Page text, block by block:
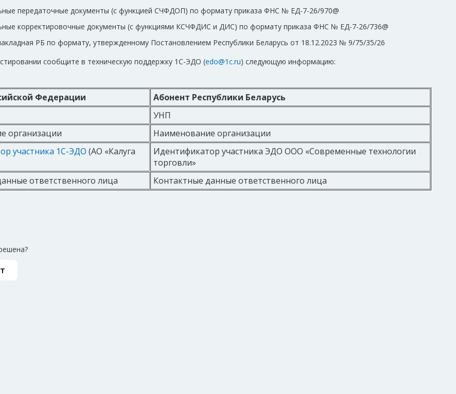
передаточные документы (с функцией СЧФДОП) по формату приказа ФНС № ЕД-7-26/970@
корректировочные документы (с функциями КСЧФДИС и ДИС) по формату приказа ФНС № ЕД-7-26/736@
РБ по формату, утвержденному Постановлением Республики Беларусь от 18.12.2023 № 9/75/35/26
сообщите в техническую поддержку 1С-ЭДО (edo@1c.ru) следующую информацию:
Федерации
Абонент Республики Беларусь
УНП
организации
Наименование организации
участника 1С-ЭДО (АО «Калуга
Идентификатор участника ЭДО ООО «Современные технологии
торговли»
ответственного лица
Контактные данные ответственного лица